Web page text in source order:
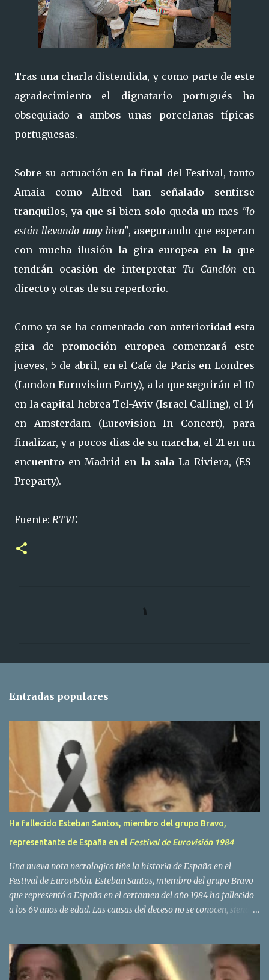
Tras una charla distendida, y como parte de este
agradecimiento el dignatario portugués ha
obsequiado a ambos unas porcelanas típicas
portuguesas.
Sobre su actuación en la final del Festival, tanto
Amaia como Alfred han señalado sentirse
tranquilos, ya que si bien solo queda un mes "lo
están llevando muy bien", asegurando que esperan
con mucha ilusión la gira europea en la que
tendrán ocasión de interpretar Tu Canción en
directo y otras de su repertorio.
Como ya se ha comentado con anterioridad esta
gira de promoción europea comenzará este
jueves, 5 de abril, en el Cafe de Paris en Londres
(London Eurovision Party), a la que seguirán el 10
en la capital hebrea Tel-Aviv (Israel Calling), el 14
en Amsterdam (Eurovision In Concert), para
finalizar, y a pocos dias de su marcha, el 21 en un
encuentro en Madrid en la sala La Riviera, (ES-
Preparty).
Fuente: RTVE
r
s
Entradas populares
Ha fallecido Esteban Santos, miembro del grupo Bravo,
representante de España en el Festival de Eurovisión 1984
Una nueva nota necrologica tiñe la historia de España en el
Festival de Eurovisión. Esteban Santos, miembro del grupo Bravo
que representó a España en el certamen del año 1984 ha fallecido
a los 69 años de edad. Las causas del deceso no se conocen, siendo
traves de las redes sociales. Nacido en Tolosa en 1951, durante su
epoca universitaria en la carrera de empresariales conoció al